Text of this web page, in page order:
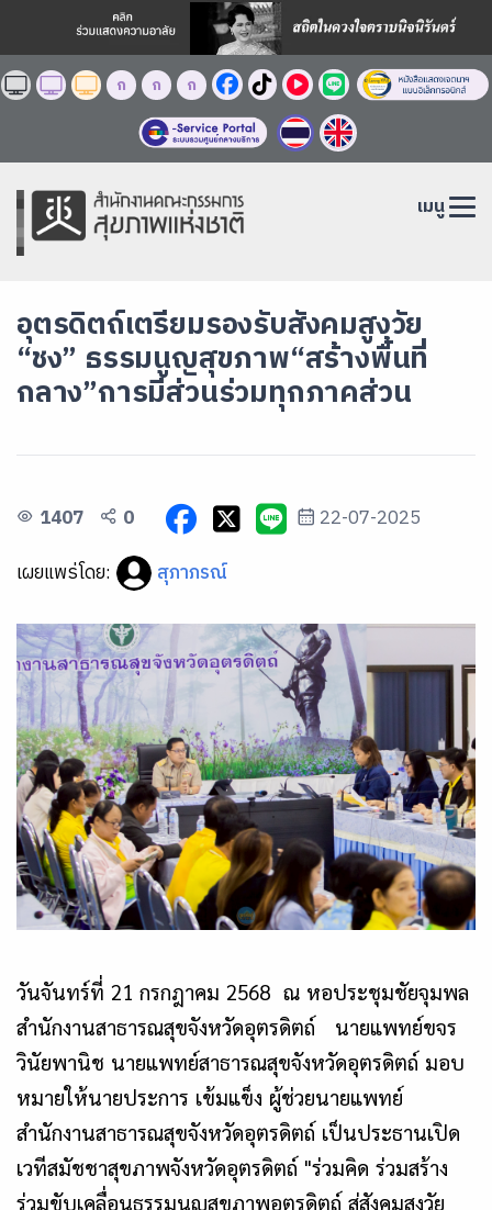
ก ก ก
เมนู
อุตรดิตถ์เตรียมรองรับสังคมสูงวัย
“ชง” ธรรมนูญสุขภาพ“สร้างพื้นที่
กลาง”การมีส่วนร่วมทุกภาคส่วน
1407 0
22-07-2025
เผยแพร่โดย:
สุภาภรณ์
วันจันทร์ที่ 21 กรกฎาคม 2568 ณ หอประชุมชัยจุมพล
สำนักงานสาธารณสุขจังหวัดอุตรดิตถ์ นายแพทย์ขจร
วินัยพานิช นายแพทย์สาธารณสุขจังหวัดอุตรดิตถ์ มอบ
หมายให้นายประการ เข้มแข็ง ผู้ช่วยนายแพทย์
สำนักงานสาธารณสุขจังหวัดอุตรดิตถ์ เป็นประธานเปิด
เวทีสมัชชาสุขภาพจังหวัดอุตรดิตถ์ "ร่วมคิด ร่วมสร้าง
ร่วมขับเคลื่อนธรรมนูญสุขภาพอุตรดิตถ์ สู่สังคมสูงวัย